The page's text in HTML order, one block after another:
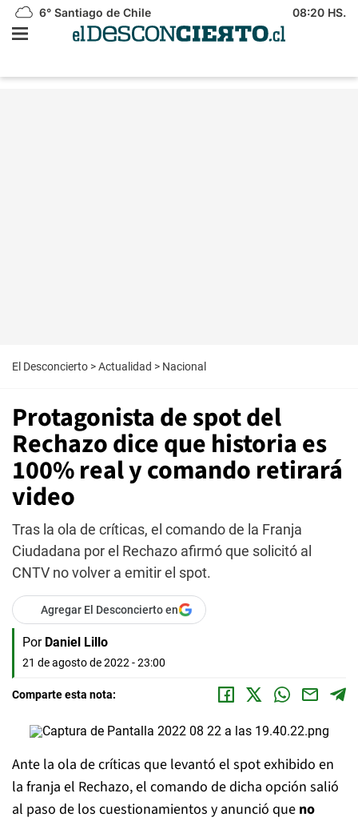
6° Santiago de Chile 08:20 HS.
El Desconcierto >Actualidad > Nacional
Protagonista de spot del
Rechazo dice que historia es
100% real y comando retirará
video
Tras la ola de críticas, el comando de la Franja
Ciudadana por el Rechazo afirmó que solicitó al
CNTV no volver a emitir el spot.
Agregar El Desconcierto en
Por Daniel Lillo
21 de agosto de 2022 - 23:00
Comparte esta nota:
Ante la ola de críticas que levantó el spot exhibido en
la franja el Rechazo, el comando de dicha opción salió
al paso de los cuestionamientos y anunció que no